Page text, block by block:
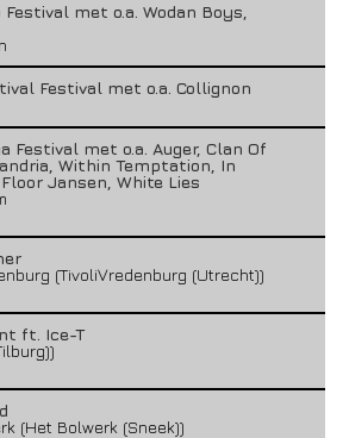
met o.a. Wodan Boys,
Festival met o.a. Collignon
Festival met o.a. Auger, Clan Of
Within Temptation, In
Jansen, White Lies
(TivoliVredenburg (Utrecht))
ft. Ice-T
(Het Bolwerk (Sneek))